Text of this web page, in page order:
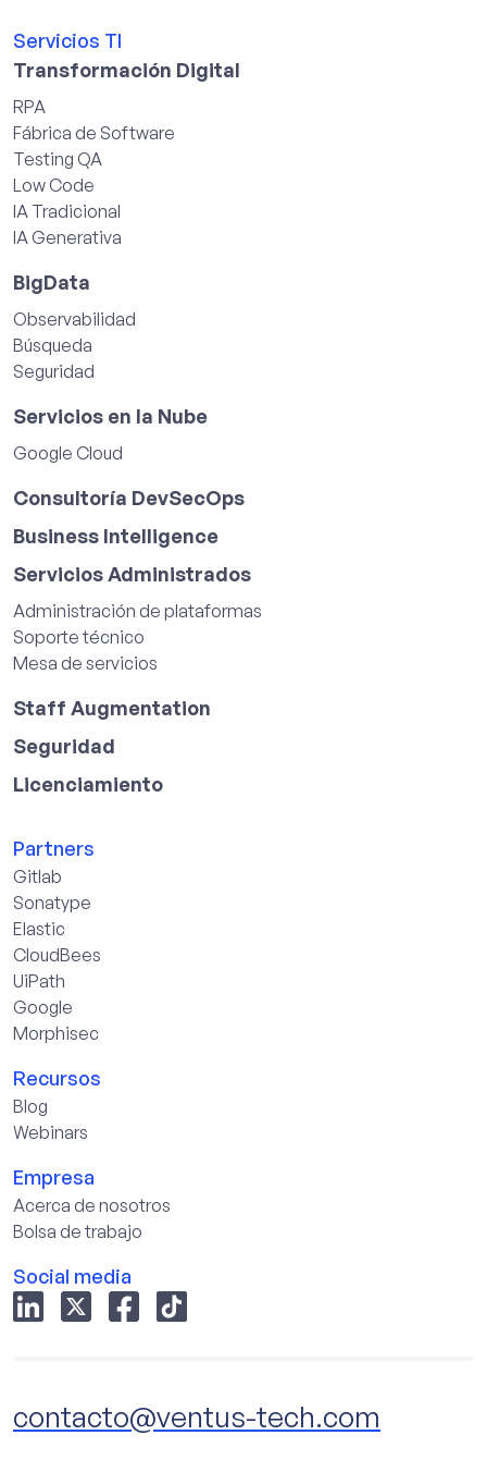
Servicios TI
Transformación Digital
RPA
Fábrica de Software
Testing QA
Low Code
IA Tradicional
IA Generativa
BigData
Observabilidad
Búsqueda
Seguridad
Servicios en la Nube
Google Cloud
Consultoría DevSecOps
Business Intelligence
Servicios Administrados
Administración de plataformas
Soporte técnico
Mesa de servicios
Staff Augmentation
Seguridad
Licenciamiento
Partners
Gitlab
Sonatype
Elastic
CloudBees
UiPath
Google
Morphisec
Recursos
Blog
Webinars
Empresa
Acerca de nosotros
Bolsa de trabajo
Social media
contacto@ventus-tech.com